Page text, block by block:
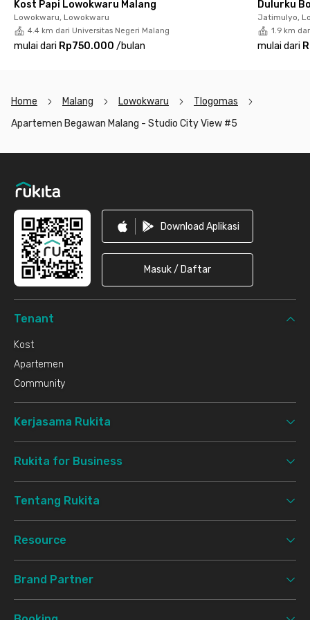
Kost Papi Lowokwaru Malang
Lowokwaru, Lowokwaru
4.4 km dari Universitas Negeri Malang
mulai dari Rp750.000 /bulan
Dulurku
Jatimulyo,
1.9 km
mulai dari
Home Malang Lowokwaru
Tlogomas
Apartemen Begawan Malang - Studio City View #5
Download Aplikasi
Masuk / Daftar
Tenant
Kost
Apartemen
Community
Kerjasama Rukita
Rukita for Business
Tentang Rukita
Resource
Brand Partner